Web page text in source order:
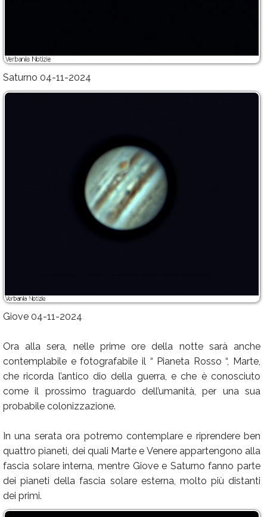
Saturno 04-11-2024
Giove 04-11-2024
Ora alla sera, nelle prime ore della notte sarà anche
contemplabile e fotografabile il “ Pianeta Rosso “, Marte,
che ricorda l’antico dio della guerra, e che è conosciuto
come il prossimo traguardo dell’umanità, per una sua
probabile colonizzazione.
In una serata ora potremo contemplare e riprendere ben
quattro pianeti, dei quali Marte e Venere appartengono alla
fascia solare interna, mentre Giove e Saturno fanno parte
dei pianeti della fascia solare esterna, molto più distanti
dei primi.